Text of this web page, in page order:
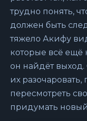
трудно понять,
должен быть
тяжело Акифу
которые всё ещё
он найдёт
их
пересмотреть
придумать